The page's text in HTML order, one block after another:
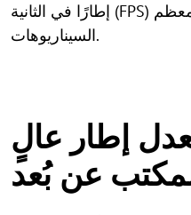
إطارًا في الثانية (FPS) بشكل افتراضي في معظم
السيناريوهات.
إطار عالٍ
عن بُعد